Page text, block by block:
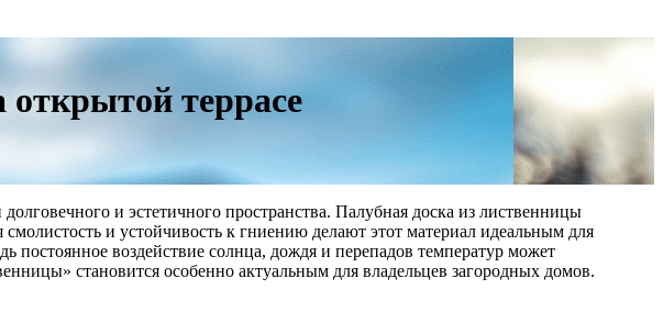
террасе
и эстетичного пространства. Палубная доска из лиственницы
и устойчивость к гниению делают этот материал идеальным для
постоянное воздействие солнца, дождя и перепадов температур может
становится особенно актуальным для владельцев загородных домов.